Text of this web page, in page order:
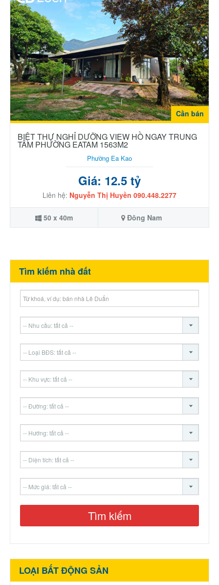
Cần bán
BIỆT THỰ NGHỈ DƯỠNG VIEW HỒ NGAY TRUNG
TÂM PHƯỜNG EATAM 1563M2
Phường Ea Kao
Giá: 12.5 tỷ
Liên hệ: Nguyễn Thị Huyền 090.448.2277
50 x 40m Đông Nam
Tìm kiếm nhà đất
LOẠI BẤT ĐỘNG SẢN